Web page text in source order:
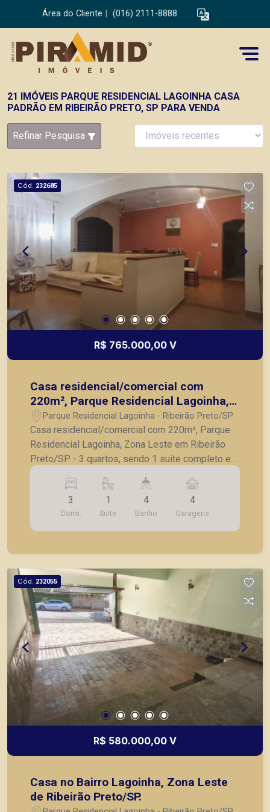
Área do Cliente (016) 2111-8888
21 IMÓVEIS PARQUE RESIDENCIAL LAGOINHA CASA
PADRÃO EM RIBEIRÃO PRETO, SP PARA VENDA
Refinar Pesquisa
Cód. 232685
R$ 765.000,00 V
Casa residencial/comercial com
220m², Parque Residencial Lagoinha,
Zona Leste em Ribeirão Preto/SP.
Parque Residencial Lagoinha - Ribeirão Preto/SP
Casa residencial/comercial com 220m², Parque
Residencial Lagoinha, Zona Leste em Ribeirão
Preto/SP. - 3 quartos, sendo 1 suíte completo em
armários; - Banheiro social; - Sala para 2
ambientes; - Cozinha com armários; - Lavanderia;
- Dependência e banheiro de serviço; - Quintal; -
Varanda gourmet com churrasqueira; - Piscina; - 4
vagas de garagem. A Piramid tem como objetivo
ou mesmo nos principais lançamentos da cidade
de Ribeirão Preto.
3
Dorm.
1
Suite
4
Banho
4
Garagens
Cód. 232055
R$ 580.000,00 V
Casa no Bairro Lagoinha, Zona Leste
de Ribeirão Preto/SP.